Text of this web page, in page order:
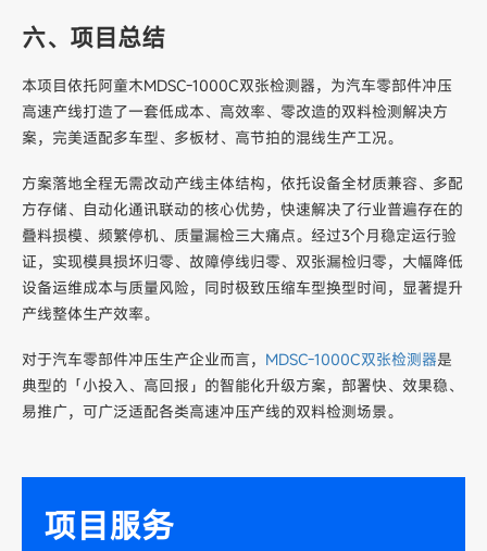
六、项目总结
本项目依托阿童木MDSC-1000C双张检测器，为汽车零部件冲压
高速产线打造了一套低成本、高效率、零改造的双料检测解决方
案，完美适配多车型、多板材、高节拍的混线生产工况。
方案落地全程无需改动产线主体结构，依托设备全材质兼容、多配
方存储、自动化通讯联动的核心优势，快速解决了行业普遍存在的
叠料损模、频繁停机、质量漏检三大痛点。经过3个月稳定运行验
证，实现模具损坏归零、故障停线归零、双张漏检归零，大幅降低
设备运维成本与质量风险，同时极致压缩车型换型时间，显著提升
产线整体生产效率。
对于汽车零部件冲压生产企业而言， MDSC-1000C双张检测器是
典型的「小投入、高回报」的智能化升级方案，部署快、效果稳、
易推广，可广泛适配各类高速冲压产线的双料检测场景。
项目服务